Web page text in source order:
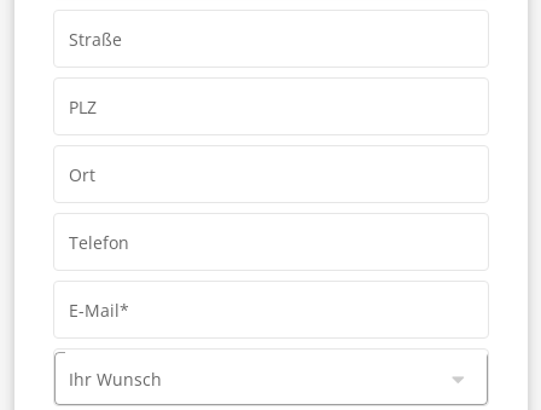
Straße
PLZ
Ort
Telefon
E-Mail*
Ihr Wunsch